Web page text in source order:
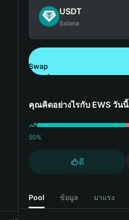
USDT
Solana
Swap
คุณคิดอย่างไรกับ EWS วันนี้
50%
ดี
Pool ข้อมูล มาแรง